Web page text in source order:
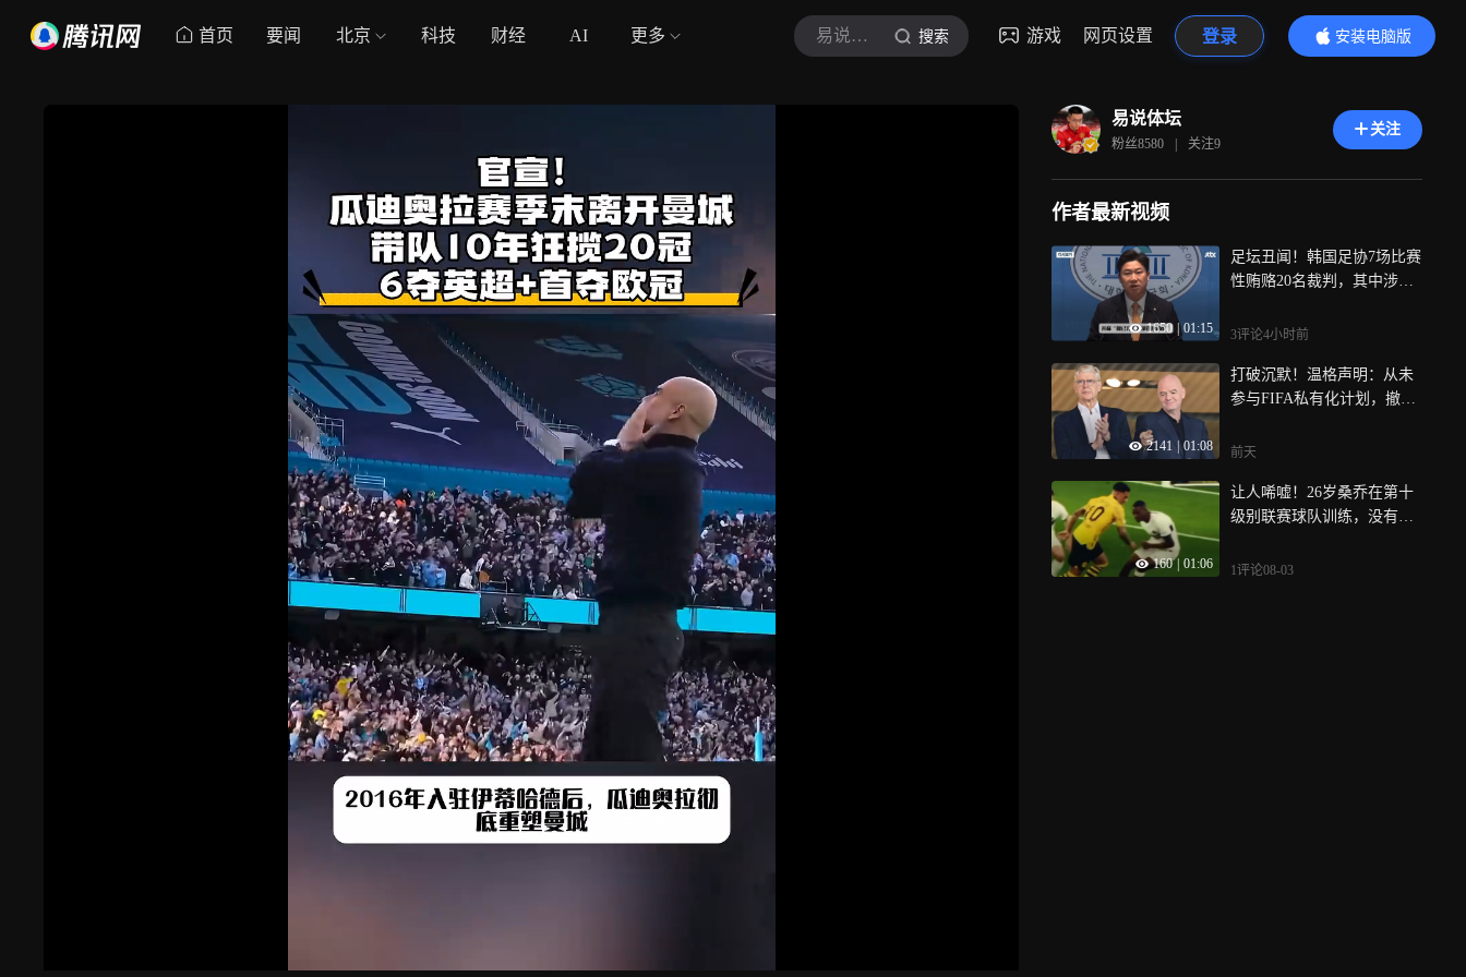
首页 要闻 北京 科技 财经 AI 更多 易说体坛 搜索 游戏 网页设置 登录
安装电脑版
内容更精彩
易说体坛
粉丝8580 | 关注9
关注
作者最新视频
1650 01:15
足坛丑闻！韩国足协7场比赛
性贿赂20名裁判，其中涉中
3评论4小时前
2141 01:08
打破沉默！温格声明：从未
参与FIFA私有化计划，撤回
前天
160 01:06
让人唏嘘！26岁桑乔在第十
级别联赛球队训练，没有英
1评论08-03